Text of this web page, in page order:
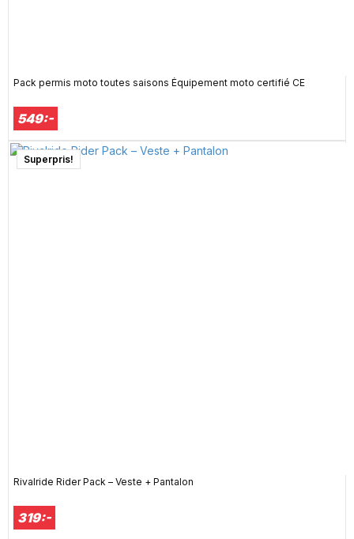
Pack permis moto toutes saisons Équipement moto certifié CE
549:-
Superpris!
Rivalride Rider Pack – Veste + Pantalon
319:-